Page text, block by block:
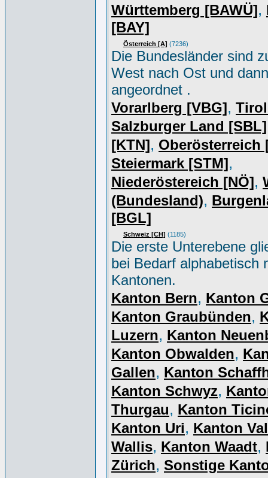
Württemberg [BAWÜ],
[BAY]
Österreich [A] (7236)
Die Bundesländer sind
West nach Ost und
angeordnet .
Vorarlberg [VBG],
Salzburger Land [SBL]
[KTN], Oberösterreich
Steiermark [STM],
Niederöstereich [NÖ],
(Bundesland),
[BGL]
Schweiz [CH] (1185)
Die erste Unterebene
bei Bedarf alphabetisch
Kantonen.
Kanton Bern, Kanton
Kanton Graubünden,
Luzern, Kanton
Kanton Obwalden,
Gallen, Kanton
Kanton Schwyz,
Thurgau, Kanton
Kanton Uri, Kanton
Wallis, Kanton Waadt,
Zürich, Sonstige